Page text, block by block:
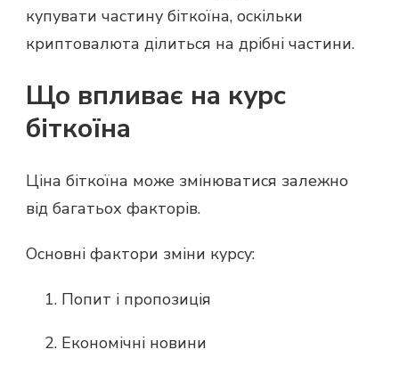
купувати частину біткоїна, оскільки
криптовалюта ділиться на дрібні частини.
Що впливає на курс
біткоїна
Ціна біткоїна може змінюватися залежно
від багатьох факторів.
Основні фактори зміни курсу:
Попит і пропозиція
Економічні новини